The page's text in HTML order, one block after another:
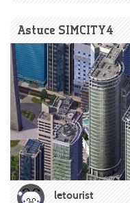
Astuce SIMCITY4
letourist